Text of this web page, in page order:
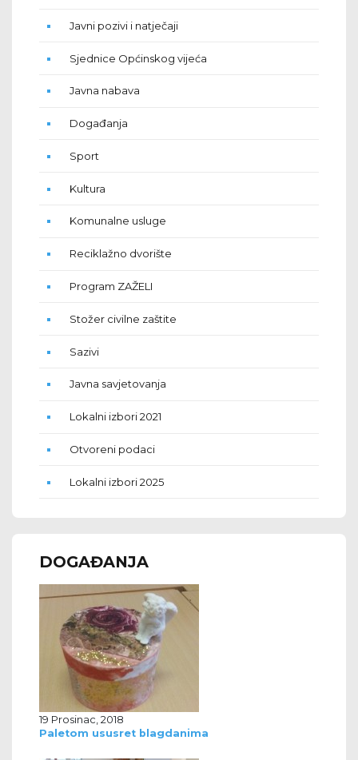
Javni pozivi i natječaji
Sjednice Općinskog vijeća
Javna nabava
Događanja
Sport
Kultura
Komunalne usluge
Reciklažno dvorište
Program ZAŽELI
Stožer civilne zaštite
Sazivi
Javna savjetovanja
Lokalni izbori 2021
Otvoreni podaci
Lokalni izbori 2025
DOGAĐANJA
19 Prosinac, 2018
Paletom ususret blagdanima